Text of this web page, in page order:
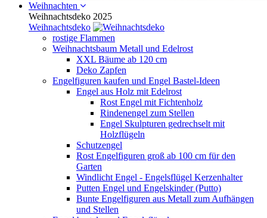
Weihnachten
Weihnachtsdeko 2025
Weihnachtsdeko
rostige Flammen
Weihnachtsbaum Metall und Edelrost
XXL Bäume ab 120 cm
Deko Zapfen
Engelfiguren kaufen und Engel Bastel-Ideen
Engel aus Holz mit Edelrost
Rost Engel mit Fichtenholz
Rindenengel zum Stellen
Engel Skulpturen gedrechselt mit
Holzflügeln
Schutzengel
Rost Engelfiguren groß ab 100 cm für den
Garten
Windlicht Engel - Engelsflügel Kerzenhalter
Putten Engel und Engelskinder (Putto)
Bunte Engelfiguren aus Metall zum Aufhängen
und Stellen